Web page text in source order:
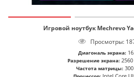
Игровой ноутбук Mechrevo
Просмотры:
Диагональ экрана:
Разрешение экрана:
Частота матрицы: